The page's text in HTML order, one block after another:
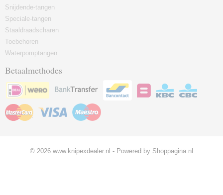
Snijdende-tangen
Speciale-tangen
Staaldraadscharen
Toebehoren
Waterpomptangen
Betaalmethodes
© 2026 www.knipexdealer.nl - Powered by Shoppagina.nl